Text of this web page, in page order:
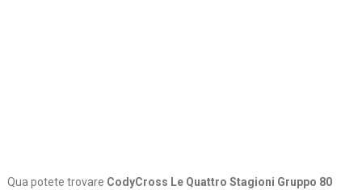
Qua potete trovare CodyCross Le Quattro Stagioni Gruppo 80